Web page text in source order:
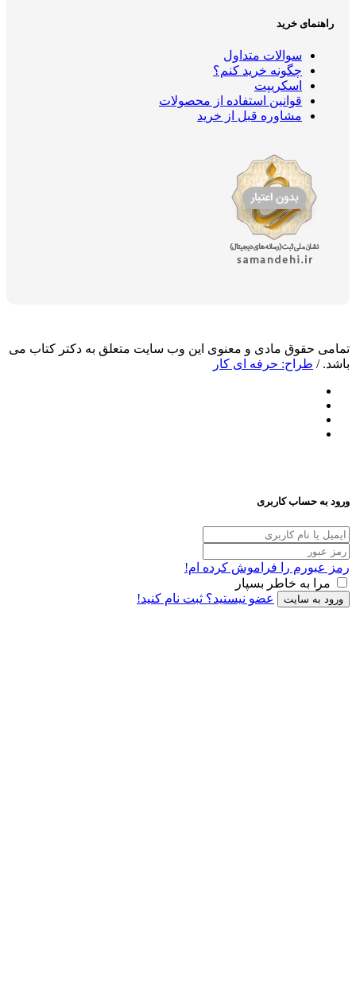
خرید
سوالات متداول
چگونه خرید کنم؟
اسکریپت
قوانین استفاده از محصولات
مشاوره قبل از خرید
مادی و معنوی این وب سایت متعلق به دکتر کتاب می
حرفه ای کار
کاربری
را فراموش کرده ام!
خاطر بسپار
عضو نیستید؟ ثبت نام کنید!